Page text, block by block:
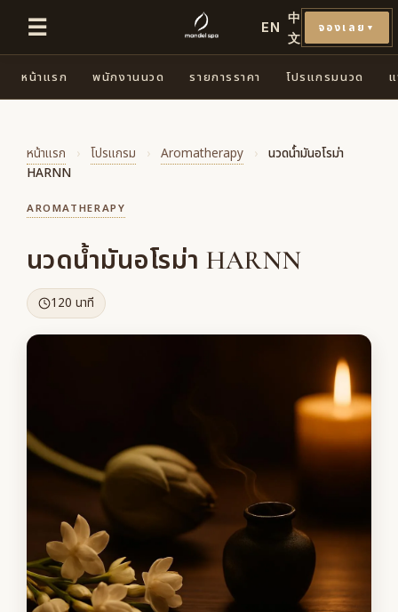
☰ EN
中
文
จองเลย ▼
หน้าแรก พนักงานนวด รายการราคา โปรแกรมนวด
หน้าแรก › โปรแกรม › Aromatherapy › นวดน้ำมันอโรม่า
HARNN
AROMATHERAPY
นวดน้ำมันอโรม่า HARNN
120 นาที